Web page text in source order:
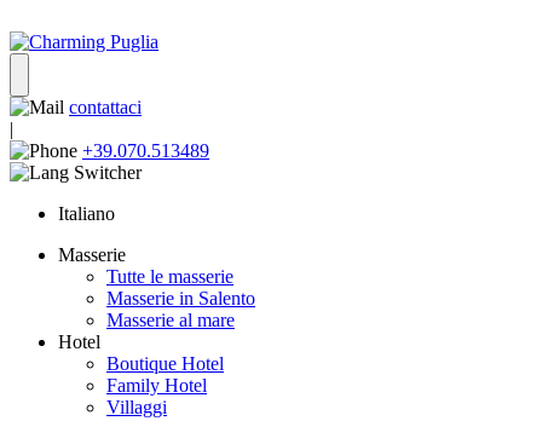
contattaci
|
+39.070.513489
Italiano
Masserie
Tutte le masserie
Masserie in Salento
Masserie al mare
Hotel
Boutique Hotel
Family Hotel
Villaggi